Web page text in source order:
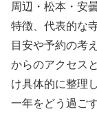
周辺・松本・安
特徴、代表的な
目安や予約の考
からのアクセス
け具体的に整理
一年をどう過ご